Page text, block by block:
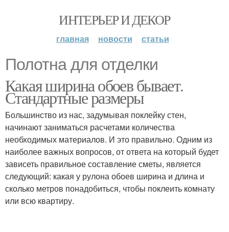
ИНТЕРЬЕР И ДЕКОР
главная новости статьи
Полотна для отделки
Какая ширина обоев бывает.
Стандартные размеры
Большинство из нас, задумывая поклейку стен,
начинают заниматься расчетами количества
необходимых материалов. И это правильно. Одним из
наиболее важных вопросов, от ответа на который будет
зависеть правильное составление сметы, является
следующий: какая у рулона обоев ширина и длина и
сколько метров понадобиться, чтобы поклеить комнату
или всю квартиру.